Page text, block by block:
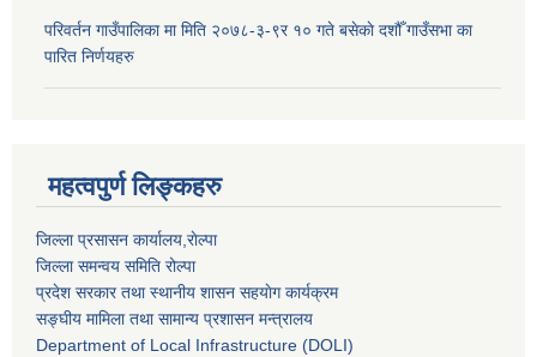
परिवर्तन गाउँपालिका मा मिति २०७८-३-९र १० गते बसेकाे दशौँ गाउँसभा का
पारित निर्णयहरु
महत्वपुर्ण लिङ्कहरु
जिल्ला प्रसासन कार्यालय,राेल्पा
जिल्ला समन्वय समिति रोल्पा
प्रदेश सरकार तथा स्थानीय शासन सहयाेग कार्यक्रम
सङ्‍घीय मामिला तथा सामान्य प्रशासन मन्त्रालय
Department of Local Infrastructure (DOLI)